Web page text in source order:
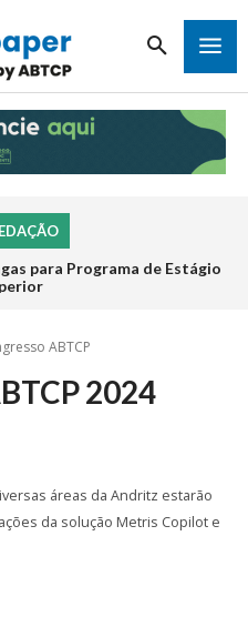
para Programa de Estágio
ABTCP
2024
áreas da Andritz estarão
da solução Metris Copilot e